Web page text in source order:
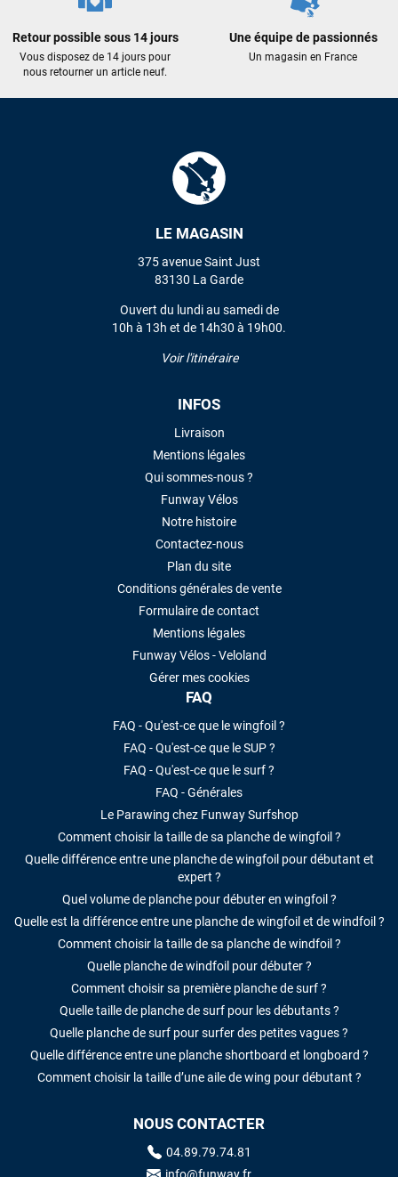
Retour possible sous 14 jours
Vous disposez de 14 jours pour
nous retourner un article neuf.
Une équipe de passionnés
Un magasin en France
LE MAGASIN
375 avenue Saint Just
83130 La Garde
Ouvert du lundi au samedi de
10h à 13h et de 14h30 à 19h00.
Voir l'itinéraire
INFOS
Livraison
Mentions légales
Qui sommes-nous ?
Funway Vélos
Notre histoire
Contactez-nous
Plan du site
Conditions générales de vente
Formulaire de contact
Mentions légales
Funway Vélos - Veloland
Gérer mes cookies
FAQ
FAQ - Qu'est-ce que le wingfoil ?
FAQ - Qu'est-ce que le SUP ?
FAQ - Qu'est-ce que le surf ?
FAQ - Générales
Le Parawing chez Funway Surfshop
Comment choisir la taille de sa planche de wingfoil ?
Quelle différence entre une planche de wingfoil pour débutant et
expert ?
Quel volume de planche pour débuter en wingfoil ?
Quelle est la différence entre une planche de wingfoil et de windfoil ?
Comment choisir la taille de sa planche de windfoil ?
Quelle planche de windfoil pour débuter ?
Comment choisir sa première planche de surf ?
Quelle taille de planche de surf pour les débutants ?
Quelle planche de surf pour surfer des petites vagues ?
Quelle différence entre une planche shortboard et longboard ?
Comment choisir la taille d’une aile de wing pour débutant ?
NOUS CONTACTER
04.89.79.74.81
Sébastien BACHELIER
il y a 2 semaines
Cela faisait 6 mois que je galérais à remplacer ma board eux
m'ont trouvé une pépite à laquelle je n'aurais jamais pensé !
Excellent conseil excellent prix et en plus super sympas. Merci
J'ai acheté une voile d'occasion depuis Tahiti. Super service.
L'envoi a été rapide. La voile est arrivée en super état.
VOIR TOUS LES AVIS
LAISSER UN AVIS